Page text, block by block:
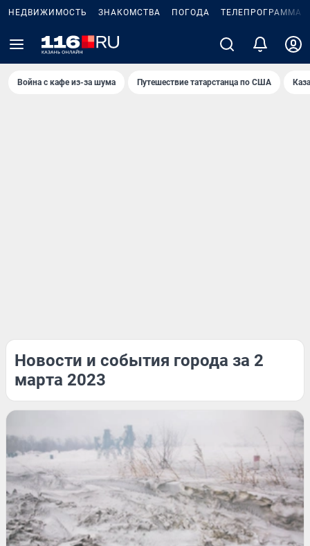
НЕДВИЖИМОСТЬ ЗНАКОМСТВА ПОГОДА ТЕЛЕПРОГРАММА
Война с кафе из-за шума Путешествие татарстанца по США
Новости и события города за 2
марта 2023